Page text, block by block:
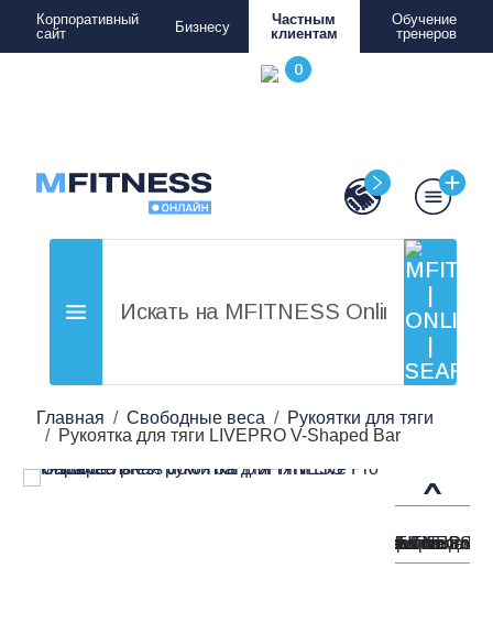
Корпоративный
сайт
Бизнесу
Частным
клиентам
Обучение
тренеров
Главная Свободные веса
Рукоятки для тяги
Рукоятка для тяги LIVEPRO V-Shaped Bar